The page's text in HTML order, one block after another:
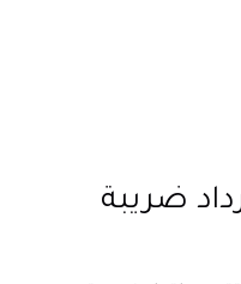
ضريبة